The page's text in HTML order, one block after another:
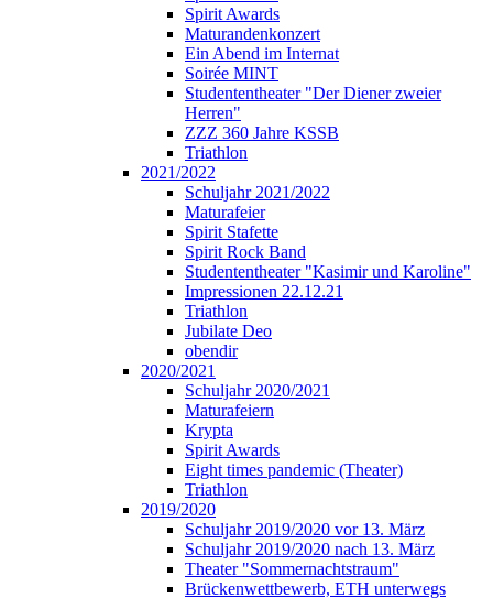
Spirit Awards
Maturandenkonzert
Ein Abend im Internat
Soirée MINT
Studententheater "Der Diener zweier
Herren"
ZZZ 360 Jahre KSSB
Triathlon
2021/2022
Schuljahr 2021/2022
Maturafeier
Spirit Stafette
Spirit Rock Band
Studententheater "Kasimir und Karoline"
Impressionen 22.12.21
Triathlon
Jubilate Deo
obendir
2020/2021
Schuljahr 2020/2021
Maturafeiern
Krypta
Spirit Awards
Eight times pandemic (Theater)
Triathlon
2019/2020
Schuljahr 2019/2020 vor 13. März
Schuljahr 2019/2020 nach 13. März
Theater "Sommernachtstraum"
Brückenwettbewerb, ETH unterwegs